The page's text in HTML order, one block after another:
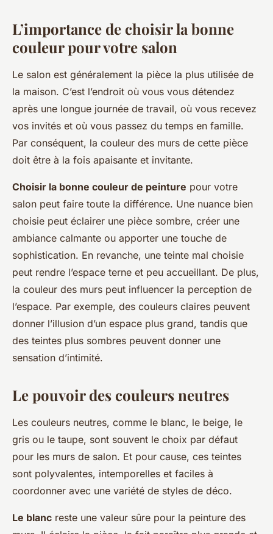
L’importance de choisir la bonne
couleur pour votre salon
Le salon est généralement la pièce la plus utilisée de
la maison. C’est l’endroit où vous vous détendez
après une longue journée de travail, où vous recevez
vos invités et où vous passez du temps en famille.
Par conséquent, la couleur des murs de cette pièce
doit être à la fois apaisante et invitante.
Choisir la bonne couleur de peinture pour votre
salon peut faire toute la différence. Une nuance bien
choisie peut éclairer une pièce sombre, créer une
ambiance calmante ou apporter une touche de
sophistication. En revanche, une teinte mal choisie
peut rendre l’espace terne et peu accueillant. De plus,
la couleur des murs peut influencer la perception de
l’espace. Par exemple, des couleurs claires peuvent
donner l’illusion d’un espace plus grand, tandis que
des teintes plus sombres peuvent donner une
sensation d’intimité.
Le pouvoir des couleurs neutres
Les couleurs neutres, comme le blanc, le beige, le
gris ou le taupe, sont souvent le choix par défaut
pour les murs de salon. Et pour cause, ces teintes
sont polyvalentes, intemporelles et faciles à
coordonner avec une variété de styles de déco.
Le blanc reste une valeur sûre pour la peinture des